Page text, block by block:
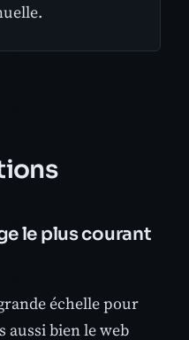
le plus courant
échelle pour
aussi bien le web